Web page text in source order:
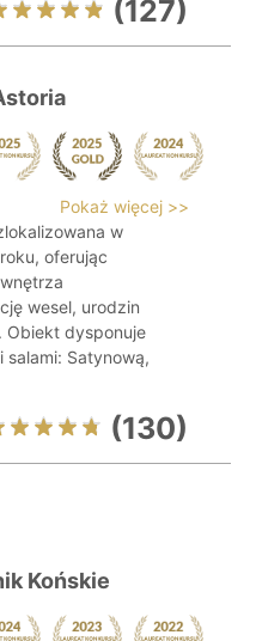
(127)
Pokaż więcej >>
w
oferując
wesel, urodzin
Obiekt dysponuje
Satynową,
(130)
Końskie